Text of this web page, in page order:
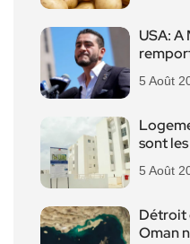
USA:
5 Août
sont
5 Août
Détroit
Oman